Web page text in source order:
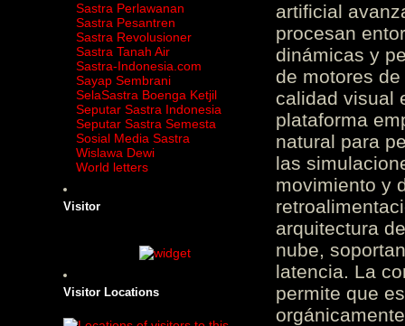
Sastra Perlawanan
Sastra Pesantren
Sastra Revolusioner
Sastra Tanah Air
Sastra-Indonesia.com
Sayap Sembrani
SelaSastra Boenga Ketjil
Seputar Sastra Indonesia
Seputar Sastra Semesta
Sosial Media Sastra
Wislawa Dewi
World letters
Visitor
Visitor Locations
artificial
procesan
dinámicas y
de motores
calidad visual
plataforma
natural para
las
movimiento y
arquitectura
nube,
latencia. La
permite que